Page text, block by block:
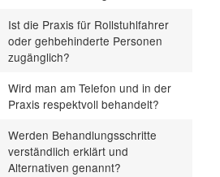
Ist die Praxis für Rollstuhlfahrer
oder gehbehinderte Personen
zugänglich?
Wird man am Telefon und in der
Praxis respektvoll behandelt?
Werden Behandlungsschritte
verständlich erklärt und
Alternativen genannt?